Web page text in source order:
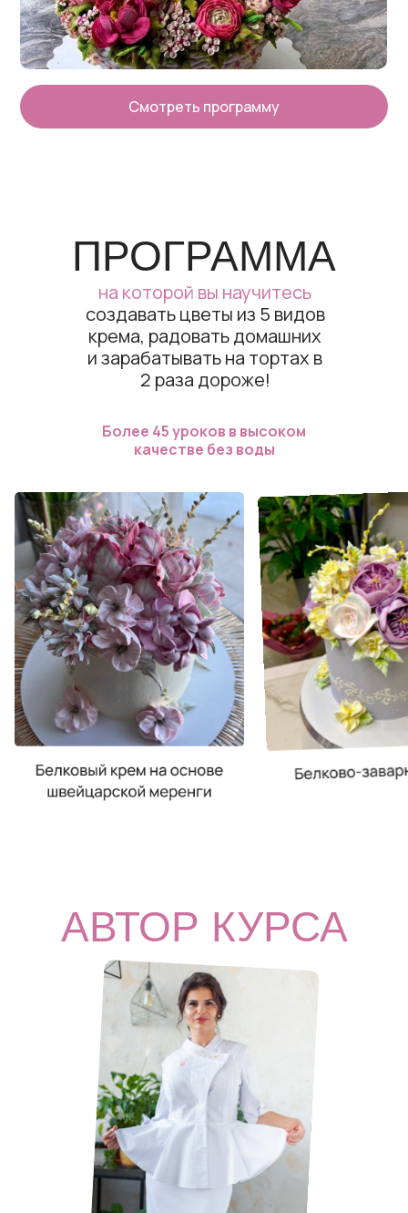
Смотреть программу
ПРОГРАММА
Более 45 уроков в высоком
качестве без воды
на которой вы научитесь
создавать цветы из 5 видов
крема, радовать домашних
и зарабатывать на тортах в
2 раза дороже!
АВТОР КУРСА